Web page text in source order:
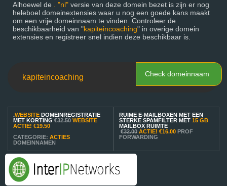
Alhoewel de . "nl" versie van deze domein bezet is zijn er nog
heleboel domeinextensies waar u nog een goede kans maakt
om een vrije domeinnaam te vinden. Controleer de
beschikbaarheid van "kapiteincoaching" in overige domein
extensies en registreer snel indien deze beschikbaar is.
Check domeinnaam
.WEBSITE DOMEINREGISTRATIE
MET KORTING €32.50 WEBSITE
ACTIE! €19.50
CATEGORIE: ACTIES
DOMEINNAMEN
RUIME E-MAILBOXEN MET EEN
STERKE SPAMFILTER MET 15 GB
MAILBOX RUIMTE
€32.00 ACTIE! €16.00 PROF
FORWARDING